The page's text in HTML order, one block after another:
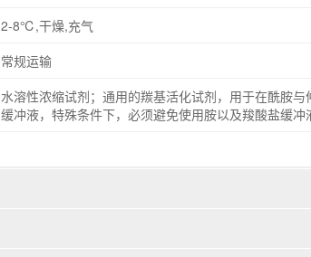
2-8℃,干燥,充气
常规运输
水溶性浓缩试剂；通用的羰基活化试剂，用于在酰胺
缓冲液，特殊条件下，必须避免使用胺以及羧酸盐缓